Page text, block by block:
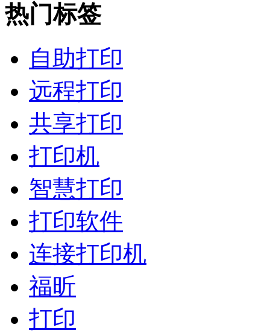
热门标签
自助打印
远程打印
共享打印
打印机
智慧打印
打印软件
连接打印机
福昕
打印